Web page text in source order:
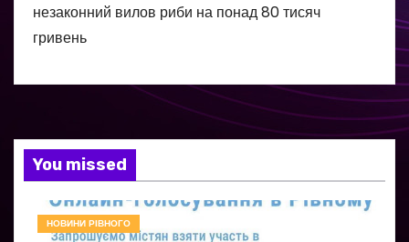
незаконний вилов риби на понад 80 тисяч
гривень
You missed
НОВИНИ РІВНОГО